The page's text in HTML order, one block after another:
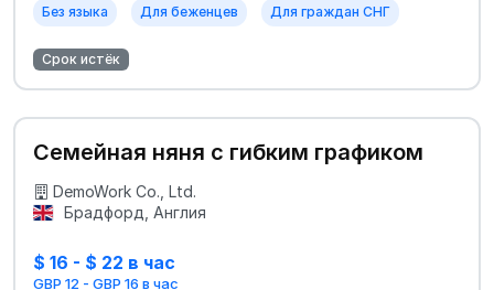
Без языка Для беженцев Для граждан СНГ
Срок истёк
Семейная няня с гибким графиком
DemoWork Co., Ltd.
Брадфорд, Англия
$ 16 - $ 22 в час
GBP 12 - GBP 16 в час